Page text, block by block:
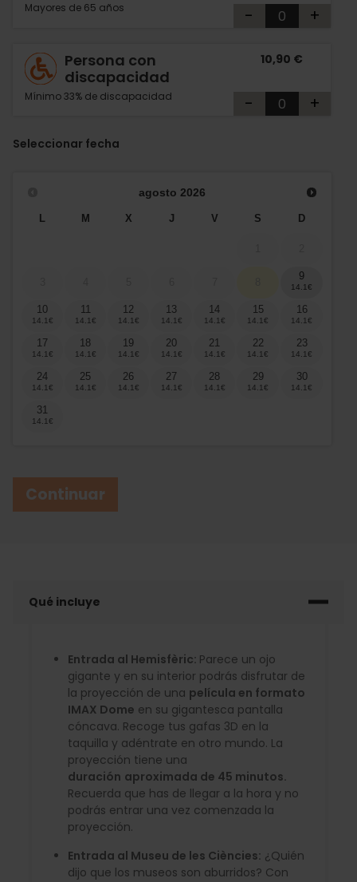
Mayores de 65 años - +
Persona con
discapacidad
Mínimo 33% de discapacidad
10,90 €
- +
Seleccionar fecha
agosto 2026
M X J V S D
9
10 11 12 13 14 15 16
17 18 19 20 21 22 23
24 25 26 27 28 29 30
31
Continuar
Qué incluye
Entrada al Hemisfèric: Parece un ojo
gigante y en su interior podrás disfrutar de
la proyección de una película en formato
IMAX Dome en su gigantesca pantalla
cóncava. Recoge tus gafas 3D en la
taquilla y adéntrate en otro mundo. La
proyección tiene una
duración aproximada de 45 minutos.
Recuerda que has de llegar a la hora y no
podrás entrar una vez comenzada la
proyección.
Entrada al Museu de les Ciències: ¿Quién
dijo que los museos son aburridos? Con